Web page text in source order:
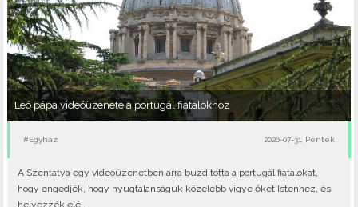
Leó pápa videóüzenete a portugál fiatalokhoz
#Egyház 2026-07-31, Péntek
A Szentatya egy videóüzenetben arra buzdította a portugál fiatalokat,
hogy engedjék, hogy nyugtalanságuk közelebb vigye őket Istenhez, és